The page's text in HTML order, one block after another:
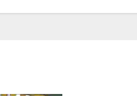
08/08/2026